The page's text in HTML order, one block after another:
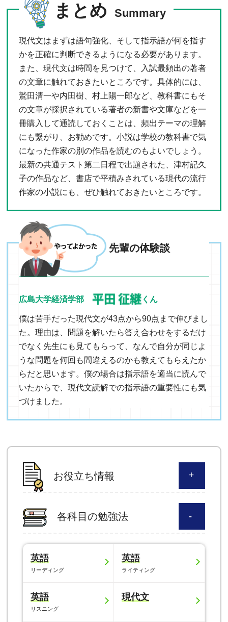
まとめ Summary
現代文はまずは語句強化、そして指示語が何を指す
かを正確に判断できるようになる必要があります。
また、現代文は時間を見つけて、入試最頻出の著者
の文章に触れておきたいところです。具体的には、
鷲田清一や内田樹、村上陽一郎など、教科書にもそ
の文章が採択されている著者の新書や文庫などを一
冊購入して通読しておくことは、頻出テーマの理解
にも繋がり、お勧めです。小説は学校の教科書で気
になった作家の別の作品を読むのもよいでしょう。
最新の共通テスト第二日程で出題された、津村記久
子の作品など、書店で平積みされている現代の流行
作家の小説にも、ぜひ触れておきたいところです。
先輩の体験談
広島大学経済学部 くん
僕は苦手だった現代文が43点から90点まで伸びまし
た。理由は、問題を解いたら答え合わせをするだけ
でなく先生にも見てもらって、なんで自分が同じよ
うな問題を何回も間違えるのかも教えてもらえたか
らだと思います。僕の場合は指示語を適当に読んで
いたからで、現代文読解での指示語の重要性にも気
づけました。
お役立ち情報
各科目の勉強法
英語
リーディング
英語
ライティング
英語
リスニング
現代文